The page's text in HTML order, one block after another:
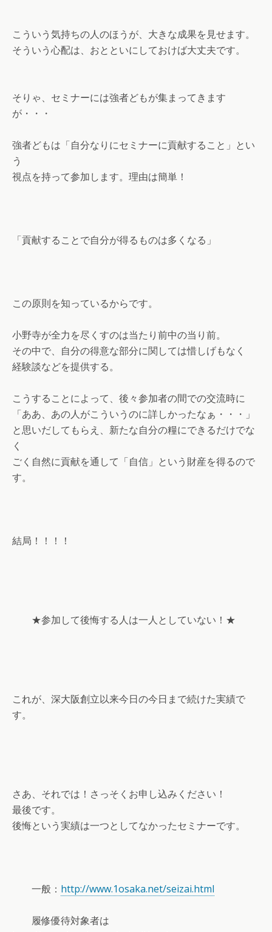
こういう気持ちの人のほうが、大きな成果を見せます。
そういう心配は、おとといにしておけば大丈夫です。
そりゃ、セミナーには強者どもが集まってきます
が・・・
強者どもは「自分なりにセミナーに貢献すること」とい
う
視点を持って参加します。理由は簡単！
「貢献することで自分が得るものは多くなる」
この原則を知っているからです。
小野寺が全力を尽くすのは当たり前中の当り前。
その中で、自分の得意な部分に関しては惜しげもなく
経験談などを提供する。
こうすることによって、後々参加者の間での交流時に
「ああ、あの人がこういうのに詳しかったなぁ・・・」
と思いだしてもらえ、新たな自分の糧にできるだけでな
く
ごく自然に貢献を通して「自信」という財産を得るので
す。
結局！！！！
★参加して後悔する人は一人としていない！★
これが、深大阪創立以来今日の今日まで続けた実績で
す。
さあ、それでは！さっそくお申し込みください！
最後です。
後悔という実績は一つとしてなかったセミナーです。
一般： http://www.1osaka.net/seizai.html
履修優待対象者は